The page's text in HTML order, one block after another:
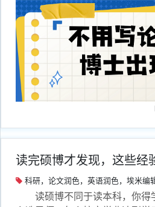
读完硕博才发现，这些经
科研，论文润色，英语润色，埃米编
读硕博不同于读本科，你得